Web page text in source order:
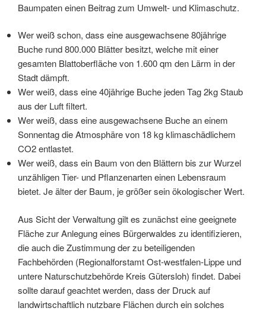
Baumpaten einen Beitrag zum Umwelt- und Klimaschutz.
Wer weiß schon, dass eine ausgewachsene 80jährige
Buche rund 800.000 Blätter besitzt, welche mit einer
gesamten Blattoberfläche von 1.600 qm den Lärm in der
Stadt dämpft.
Wer weiß, dass eine 40jährige Buche jeden Tag 2kg Staub
aus der Luft filtert.
Wer weiß, dass eine ausgewachsene Buche an einem
Sonnentag die Atmosphäre von 18 kg klimaschädlichem
CO2 entlastet.
Wer weiß, dass ein Baum von den Blättern bis zur Wurzel
unzähligen Tier- und Pflanzenarten einen Lebensraum
bietet. Je älter der Baum, je größer sein ökologischer Wert.
Aus Sicht der Verwaltung gilt es zunächst eine geeignete
Fläche zur Anlegung eines Bürgerwaldes zu identifizieren,
die auch die Zustimmung der zu beteiligenden
Fachbehörden (Regionalforstamt Ost-westfalen-Lippe und
untere Naturschutzbehörde Kreis Gütersloh) findet. Dabei
sollte darauf geachtet werden, dass der Druck auf
landwirtschaftlich nutzbare Flächen durch ein solches